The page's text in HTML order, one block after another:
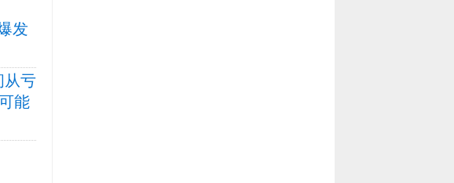
发
从亏
能